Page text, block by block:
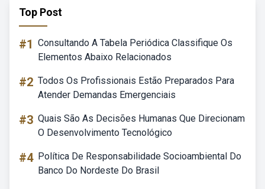
Top Post
#1 Consultando A Tabela Periódica Classifique Os
Elementos Abaixo Relacionados
#2 Todos Os Profissionais Estão Preparados Para
Atender Demandas Emergenciais
#3 Quais São As Decisões Humanas Que Direcionam
O Desenvolvimento Tecnológico
#4 Política De Responsabilidade Socioambiental Do
Banco Do Nordeste Do Brasil